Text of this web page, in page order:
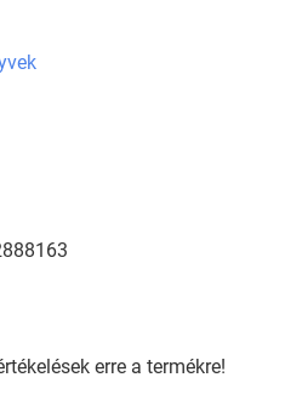
erre a termékre!